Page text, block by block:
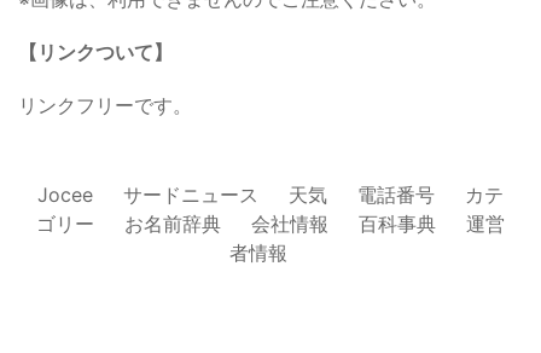
【リンクついて】
リンクフリーです。
Jocee サードニュース 天気 電話番号
カテ
ゴリー
お名前辞典 会社情報 百科事典
運営
者情報